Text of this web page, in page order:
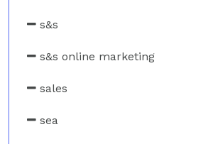
s&s
s&s online marketing
sales
sea